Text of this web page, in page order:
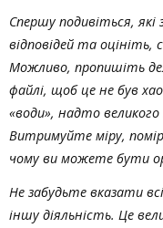
Спершу подивіться,
відповідей та оцініть,
Можливо, пропишіть
файлі, щоб це не був
«води», надто
Витримуйте міру,
чому ви можете бути
Не забудьте вказати
іншу діяльність. Це